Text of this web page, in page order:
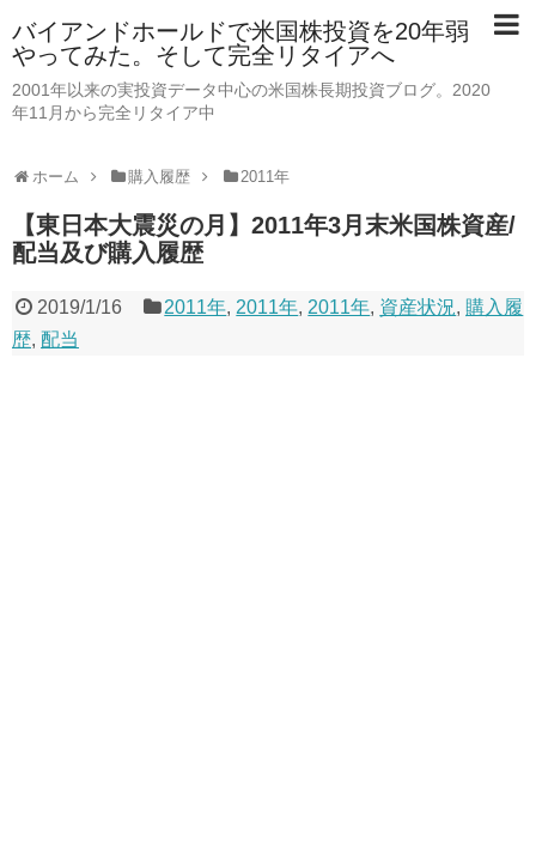
バイアンドホールドで米国株投資を20年弱
やってみた。そして完全リタイアへ
2001年以来の実投資データ中心の米国株長期投資ブログ。2020
年11月から完全リタイア中
ホーム 購入履歴 2011年
【東日本大震災の月】2011年3月末米国株資産/
配当及び購入履歴
2019/1/16 2011年, 2011年, 2011年, 資産状況, 購入履
歴, 配当